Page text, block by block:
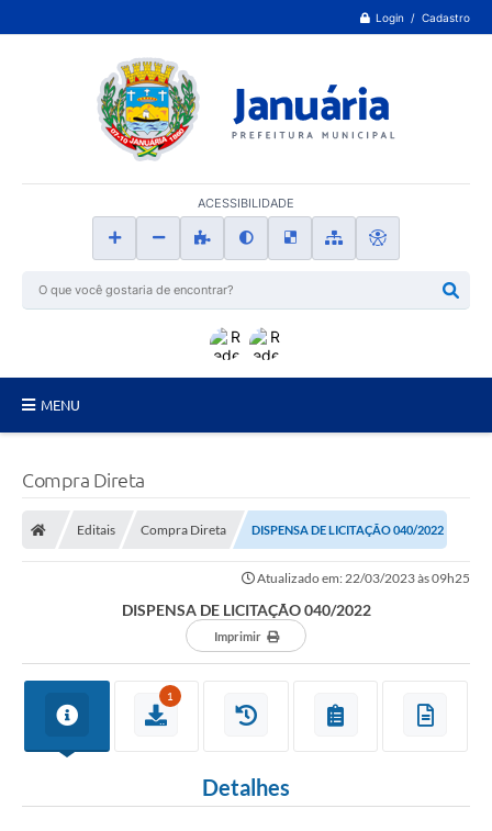
Login / Cadastro
ACESSIBILIDADE
MENU
Secretarias
Contratos
Carta de Serviços
Compra Direta
Editais Compra Direta DISPENSA DE LICITAÇÃO 040/2022
Atualizado em: 22/03/2023 às 09h25
DISPENSA DE LICITAÇÃO 040/2022
Imprimir
1
Detalhes